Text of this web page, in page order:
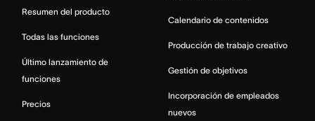
Resumen del producto
Todas las funciones
Último lanzamiento de
funciones
Precios
Calendario de contenidos
Producción de trabajo creativo
Gestión de objetivos
Incorporación de empleados
nuevos